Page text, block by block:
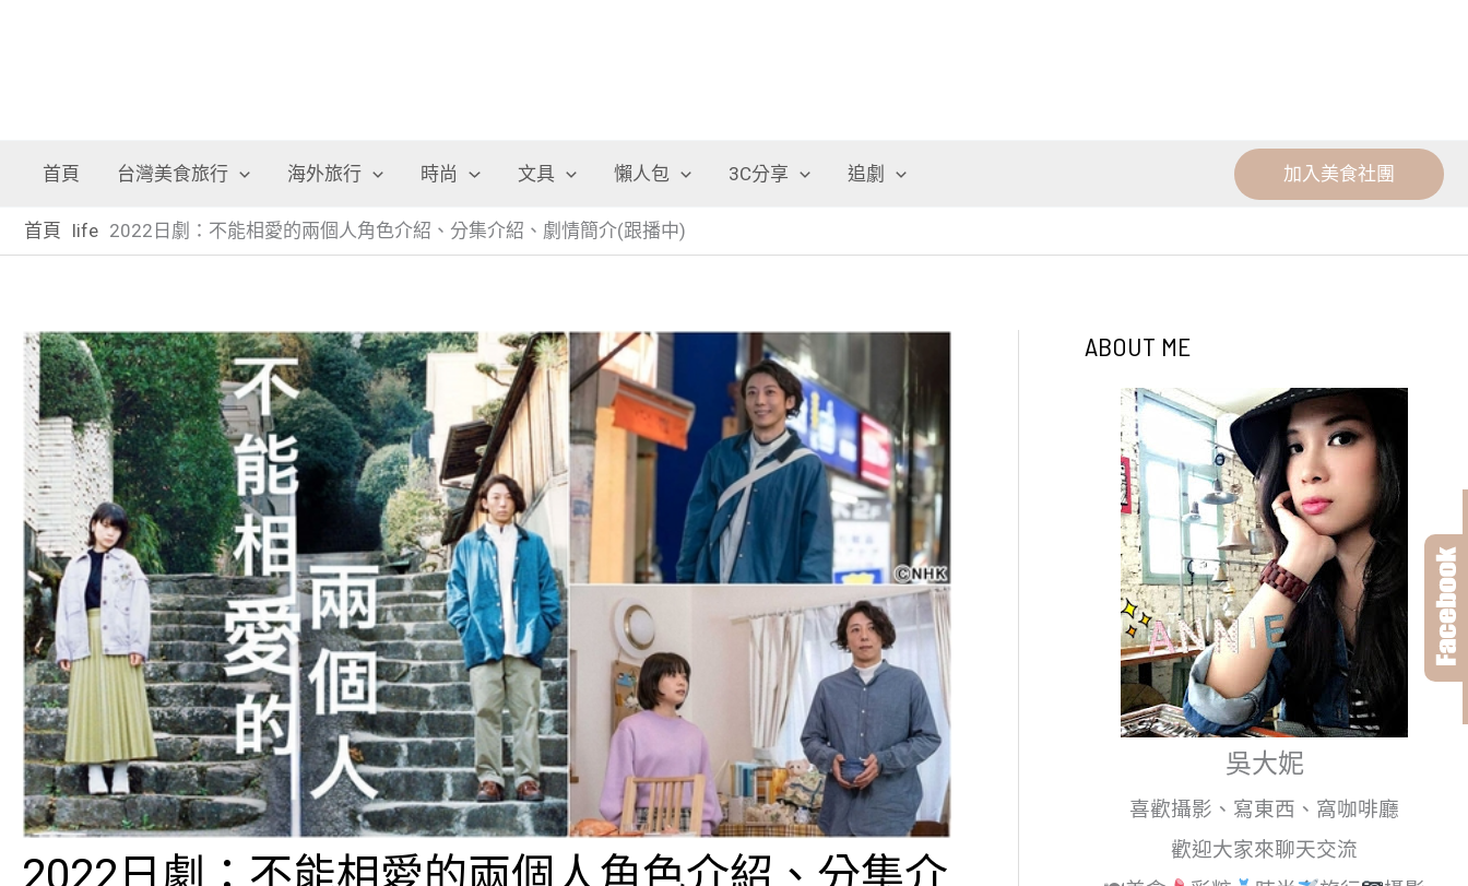
首頁 台灣美食旅行 海外旅行 時尚 文具 懶人包 3C分享 追劇 加入美食社團
首頁 life 2022日劇：不能相愛的兩個人角色介紹、分集介紹、劇情簡介(跟播中)
2022日劇：不能相愛的兩個人角色介紹、分集介
ABOUT ME
吳大妮
喜歡攝影、寫東西、窩咖啡廳
歡迎大家來聊天交流